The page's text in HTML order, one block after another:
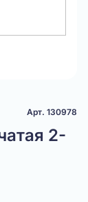
Арт. 130978
2-